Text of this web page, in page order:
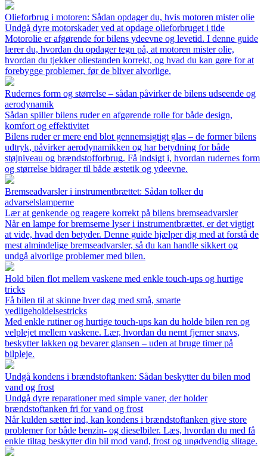
Olieforbrug i motoren: Sådan opdager du, hvis motoren mister olie
Undgå dyre motorskader ved at opdage olieforbruget i tide
Motorolie er afgørende for bilens ydeevne og levetid. I denne guide
lærer du, hvordan du opdager tegn på, at motoren mister olie,
hvordan du tjekker oliestanden korrekt, og hvad du kan gøre for at
forebygge problemer, før de bliver alvorlige.
Rudernes form og størrelse – sådan påvirker de bilens udseende og
aerodynamik
Sådan spiller bilens ruder en afgørende rolle for både design,
komfort og effektivitet
Bilens ruder er mere end blot gennemsigtigt glas – de former bilens
udtryk, påvirker aerodynamikken og har betydning for både
støjniveau og brændstofforbrug. Få indsigt i, hvordan rudernes form
og størrelse bidrager til både æstetik og ydeevne.
Bremseadvarsler i instrumentbrættet: Sådan tolker du
advarselslamperne
Lær at genkende og reagere korrekt på bilens bremseadvarsler
Når en lampe for bremserne lyser i instrumentbrættet, er det vigtigt
at vide, hvad den betyder. Denne guide hjælper dig med at forstå de
mest almindelige bremseadvarsler, så du kan handle sikkert og
undgå alvorlige problemer med bilen.
Hold bilen flot mellem vaskene med enkle touch-ups og hurtige
tricks
Få bilen til at skinne hver dag med små, smarte
vedligeholdelsestricks
Med enkle rutiner og hurtige touch-ups kan du holde bilen ren og
velplejet mellem vaskene. Lær, hvordan du nemt fjerner snavs,
beskytter lakken og bevarer glansen – uden at bruge timer på
bilpleje.
Undgå kondens i brændstoftanken: Sådan beskytter du bilen mod
vand og frost
Undgå dyre reparationer med simple vaner, der holder
brændstoftanken fri for vand og frost
Når kulden sætter ind, kan kondens i brændstoftanken give store
problemer for både benzin- og dieselbiler. Læs, hvordan du med få
enkle tiltag beskytter din bil mod vand, frost og unødvendig slitage.